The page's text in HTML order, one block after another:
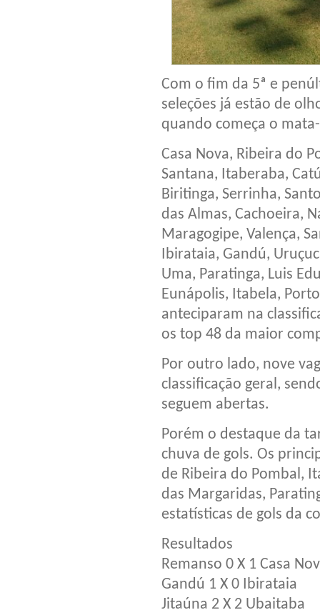
Com o fim da 5ª e
seleções já estão de
quando começa o
Casa Nova, Ribeira do
Santana, Itaberaba,
Biritinga, Serrinha,
das Almas, Cachoeira,
Maragogipe, Valença,
Ibirataia, Gandú,
Uma, Paratinga, Luis
Eunápolis, Itabela,
anteciparam na
os top 48 da maior
Por outro lado, nove
classificação geral,
seguem abertas.
Porém o destaque da
chuva de gols. Os
de Ribeira do Pombal,
das Margaridas,
estatísticas de gols da
Resultados
Remanso 0 X 1 Casa
Gandú 1 X 0 Ibirataia
Jitaúna 2 X 2 Ubaitaba